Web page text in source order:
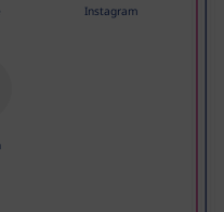
Instagram